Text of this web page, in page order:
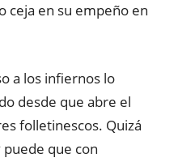
ceja en su empeño en
a los infiernos lo
desde que abre el
folletinescos. Quizá
que con